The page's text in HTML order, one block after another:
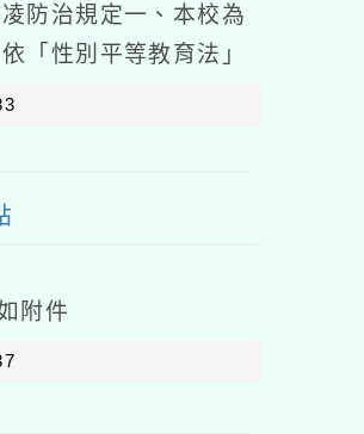
防治規定一、本校為
「性別平等教育法」
防治準則」(以下簡稱
附件